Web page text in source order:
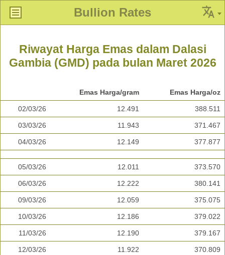
Bullion Rates
Riwayat Harga Emas dalam Dalasi
Gambia (GMD) pada bulan Maret 2026
Emas Harga/gram Emas Harga/oz
02/03/26 12.491 388.511
03/03/26 11.943 371.467
04/03/26 12.149 377.877
05/03/26 12.011 373.570
06/03/26 12.222 380.141
09/03/26 12.059 375.075
10/03/26 12.186 379.022
11/03/26 12.190 379.167
12/03/26 11.922 370.809